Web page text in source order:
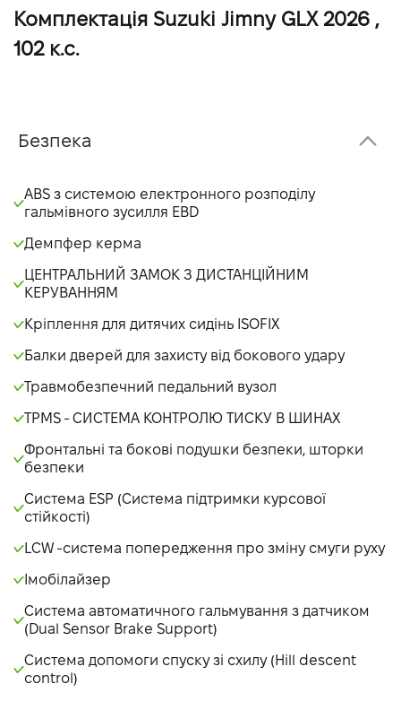
Комплектація Suzuki Jimny GLX 2026 ,
102 к.с.
Безпека
ABS з системою електронного розподілу
гальмівного зусилля EBD
Демпфер керма
ЦЕНТРАЛЬНИЙ ЗАМОК З ДИСТАНЦІЙНИМ
КЕРУВАННЯМ
Кріплення для дитячих сидінь ISOFIX
Балки дверей для захисту від бокового удару
Травмобезпечний педальний вузол
TPMS - СИСТЕМА КОНТРОЛЮ ТИСКУ В ШИНАХ
Фронтальні та бокові подушки безпеки, шторки
безпеки
Система ESP (Система підтримки курсової
стійкості)
LCW -система попередження про зміну смуги руху
Імобілайзер
Система автоматичного гальмування з датчиком
(Dual Sensor Brake Support)
Система допомоги спуску зі схилу (Hill descent
control)